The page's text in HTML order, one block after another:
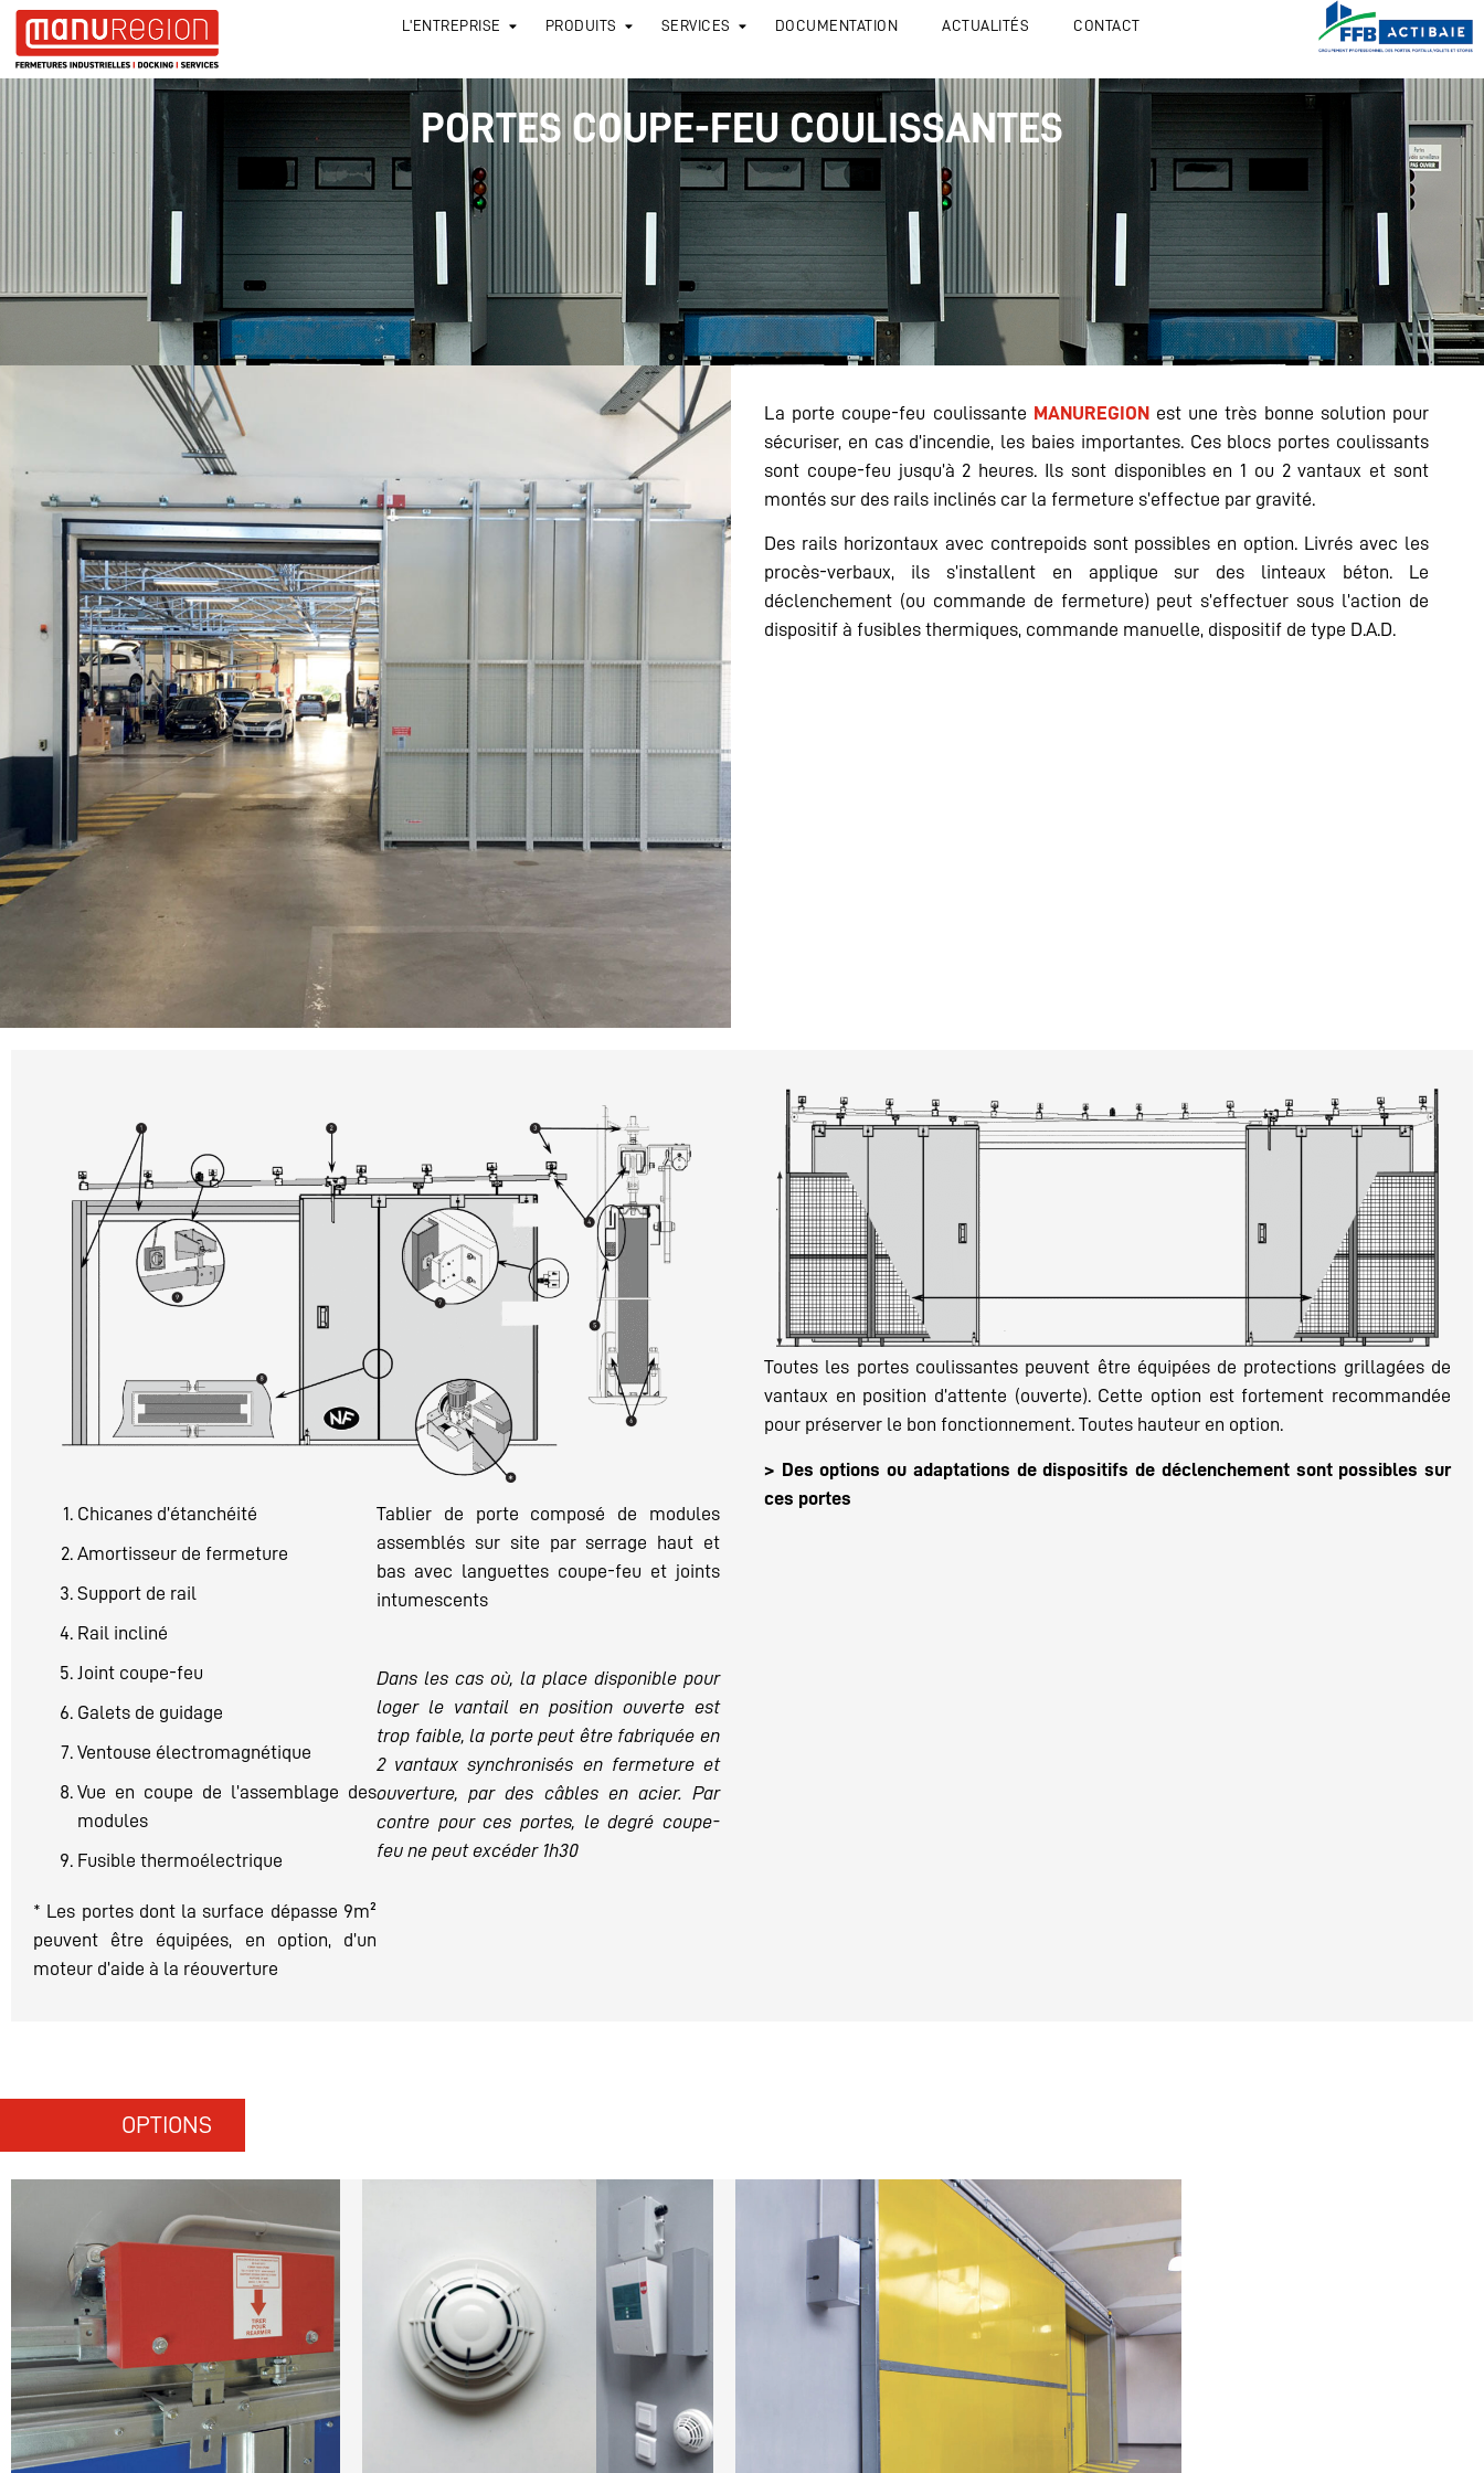
L'ENTREPRISE PRODUITS SERVICES DOCUMENTATION ACTUALITÉS CONTACT
PORTES COUPE-FEU COULISSANTES
La porte coupe-feu coulissante MANUREGION est une très bonne solution pour
sécuriser, en cas d’incendie, les baies importantes. Ces blocs portes coulissants
sont coupe-feu jusqu’à 2 heures. Ils sont disponibles en 1 ou 2 vantaux et sont
montés sur des rails inclinés car la fermeture s’effectue par gravité.
Des rails horizontaux avec contrepoids sont possibles en option. Livrés avec les
procès-verbaux, ils s’installent en applique sur des linteaux béton. Le
déclenchement (ou commande de fermeture) peut s’effectuer sous l’action de
dispositif à fusibles thermiques, commande manuelle, dispositif de type D.A.D.
Chicanes d’étanchéité
Amortisseur de fermeture
Support de rail
Rail incliné
Joint coupe-feu
Galets de guidage
Ventouse électromagnétique
Vue en coupe de l’assemblage des
modules
Fusible thermoélectrique
* Les portes dont la surface dépasse 9m²
peuvent être équipées, en option, d’un
moteur d’aide à la réouverture
Tablier de porte composé de modules
assemblés sur site par serrage haut et
bas avec languettes coupe-feu et joints
intumescents
Dans les cas où, la place disponible pour
loger le vantail en position ouverte est
trop faible, la porte peut être fabriquée en
2 vantaux synchronisés en fermeture et
ouverture, par des câbles en acier. Par
contre pour ces portes, le degré coupe-
feu ne peut excéder 1h30
Toutes les portes coulissantes peuvent être équipées de protections grillagées de
vantaux en position d’attente (ouverte). Cette option est fortement recommandée
pour préserver le bon fonctionnement. Toutes hauteur en option.
> Des options ou adaptations de dispositifs de déclenchement sont possibles sur
ces portes
OPTIONS